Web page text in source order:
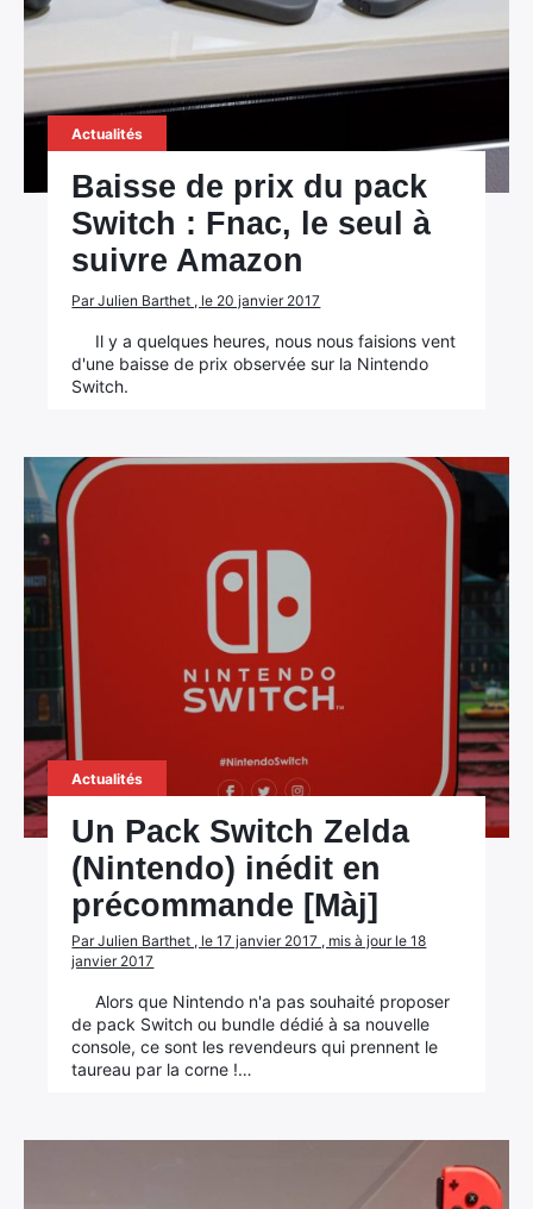
Actualités
Baisse de prix du pack
Switch : Fnac, le seul à
suivre Amazon
Par Julien Barthet , le 20 janvier 2017
Il y a quelques heures, nous nous faisions vent
d'une baisse de prix observée sur la Nintendo
Switch.
Actualités
Un Pack Switch Zelda
(Nintendo) inédit en
précommande [Màj]
Par Julien Barthet , le 17 janvier 2017 , mis à jour le 18
janvier 2017
Alors que Nintendo n'a pas souhaité proposer
de pack Switch ou bundle dédié à sa nouvelle
console, ce sont les revendeurs qui prennent le
taureau par la corne !…